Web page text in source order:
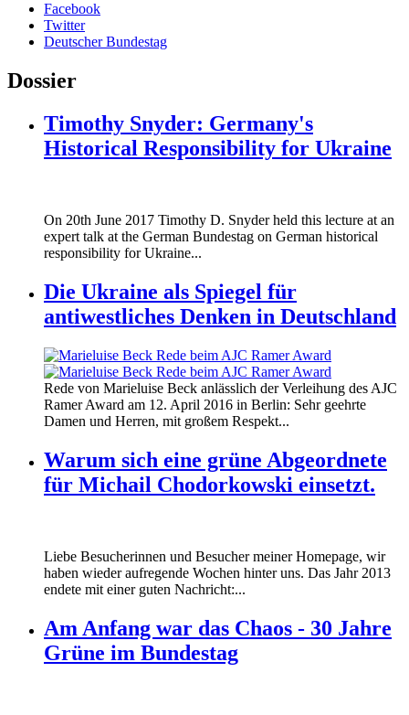
Facebook
Twitter
Deutscher Bundestag
Dossier
Timothy Snyder: Germany's
Historical Responsibility for Ukraine
On 20th June 2017 Timothy D. Snyder held this lecture at an
expert talk at the German Bundestag on German historical
responsibility for Ukraine...
Die Ukraine als Spiegel für
antiwestliches Denken in Deutschland
160412_ramer_award.jpg
160412_ramer_award.jpg
Rede von Marieluise Beck anlässlich der Verleihung des AJC
Ramer Award am 12. April 2016 in Berlin: Sehr geehrte
Damen und Herren, mit großem Respekt...
Warum sich eine grüne Abgeordnete
für Michail Chodorkowski einsetzt.
Liebe Besucherinnen und Besucher meiner Homepage, wir
haben wieder aufregende Wochen hinter uns. Das Jahr 2013
endete mit einer guten Nachricht:...
Am Anfang war das Chaos - 30 Jahre
Grüne im Bundestag